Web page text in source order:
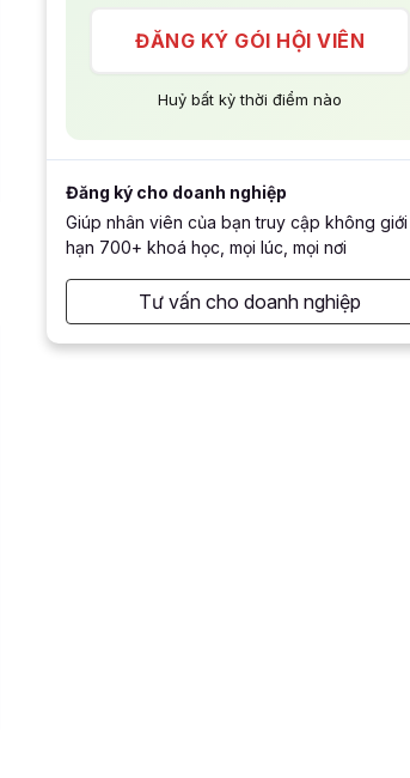
ĐĂNG KÝ GÓI HỘI VIÊN
Huỷ bất kỳ thời điểm nào
Đăng ký cho doanh nghiệp
Giúp nhân viên của bạn truy cập không giới
hạn 700+ khoá học, mọi lúc, mọi nơi
Tư vấn cho doanh nghiệp